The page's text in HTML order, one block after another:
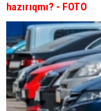
hazırıqmı? - FOTO